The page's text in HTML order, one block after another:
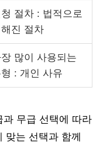
절차 : 법적으로
진 절차
많이 사용되는
: 개인 사유
과 무급 선택에 따라
맞는 선택과 함께